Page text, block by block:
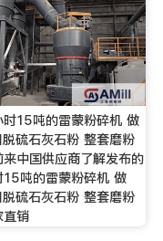
时15吨的雷蒙粉碎机 做
硫石灰石粉 整套磨粉
来中国供应商了解发布的
15吨的雷蒙粉碎机 做
硫石灰石粉 整套磨粉
直销